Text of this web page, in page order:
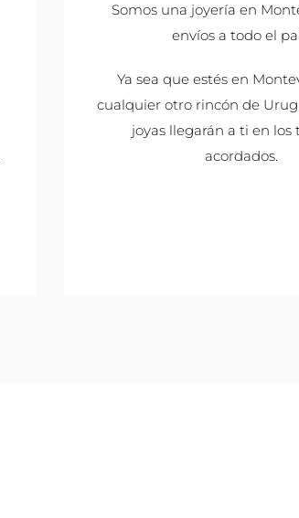
Somos una joyería en
envíos a todo el
Ya sea que estés en
cualquier otro rincón de
joyas llegarán a ti en los
acordados.